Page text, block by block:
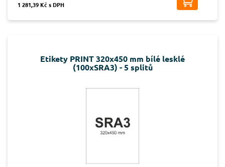
1 281,39 Kč s DPH
Etikety PRINT 320x450 mm bílé lesklé
(100xSRA3) - 5 splitů